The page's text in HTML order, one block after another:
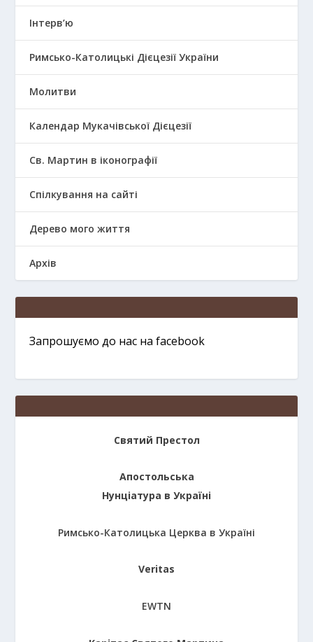
Інтерв’ю
Римсько-Католицькі Дієцезії України
Молитви
Календар Мукачівської Дієцезії
Св. Мартин в іконографії
Спілкування на сайті
Дерево мого життя
Архів
Запрошуємо до нас на facebook
Святий Престол
Апостольська
Нунціатура в Україні
Римсько-Католицька Церква в Україні
Veritas
EWTN